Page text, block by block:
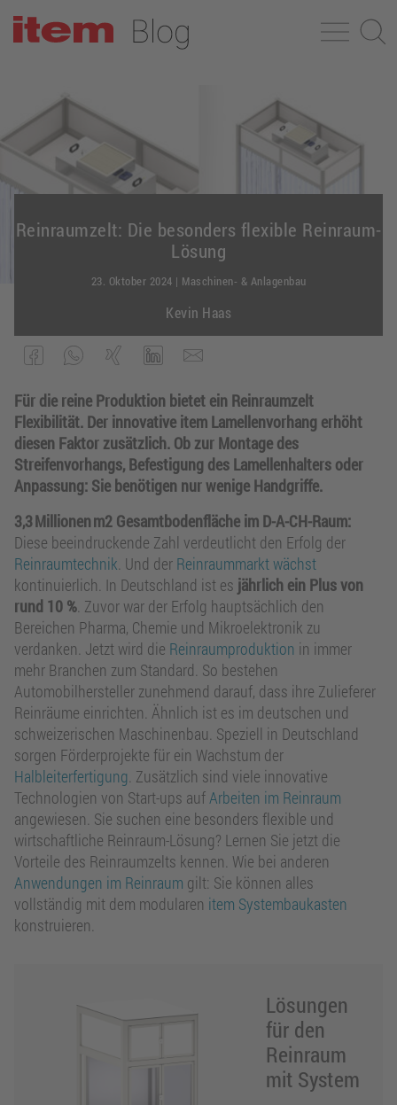
Reinraumzelt: Die besonders flexible Reinraum-
Lösung
23. Oktober 2024 | Maschinen- & Anlagenbau
Kevin Haas
Für die reine Produktion bietet ein Reinraumzelt
Flexibilität. Der innovative item Lamellenvorhang erhöht
diesen Faktor zusätzlich. Ob zur Montage des
Streifenvorhangs, Befestigung des Lamellenhalters oder
Anpassung: Sie benötigen nur wenige Handgriffe.
3,3 Millionen m2 Gesamtbodenfläche im D-A-CH-Raum:
Diese beeindruckende Zahl verdeutlicht den Erfolg der
Reinraumtechnik. Und der Reinraummarkt wächst
kontinuierlich. In Deutschland ist es jährlich ein Plus von
rund 10 %. Zuvor war der Erfolg hauptsächlich den
Bereichen Pharma, Chemie und Mikroelektronik zu
verdanken. Jetzt wird die Reinraumproduktion in immer
mehr Branchen zum Standard. So bestehen
Automobilhersteller zunehmend darauf, dass ihre Zulieferer
Reinräume einrichten. Ähnlich ist es im deutschen und
schweizerischen Maschinenbau. Speziell in Deutschland
sorgen Förderprojekte für ein Wachstum der
Halbleiterfertigung. Zusätzlich sind viele innovative
Technologien von Start-ups aufArbeiten im Reinraum
angewiesen. Sie suchen eine besonders flexible und
wirtschaftliche Reinraum-Lösung? Lernen Sie jetzt die
Vorteile des Reinraumzelts kennen. Wie bei anderen
Anwendungen im Reinraum gilt: Sie können alles
vollständig mit dem modularen item Systembaukasten
konstruieren.
Lösungen
für den
Reinraum
mit System